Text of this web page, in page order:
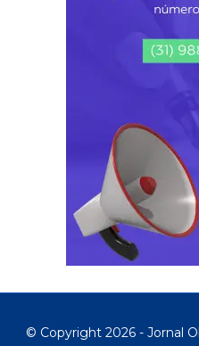
© Copyright 2026 - Jornal